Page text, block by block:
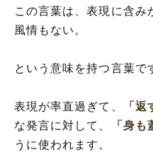
この言葉は、表現に含み
風情もない。
という意味を持つ言葉で
表現が率直過ぎて、 「返
な発言に対して、
「身
うに使われます。